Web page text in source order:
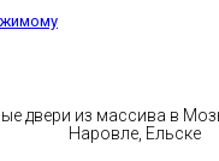
двери из массива в
Наровле, Ельске